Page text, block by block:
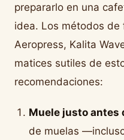
prepararlo en una
idea. Los métodos de
Aeropress, Kalita
matices sutiles de
recomendaciones:
Muele justo antes
de muelas